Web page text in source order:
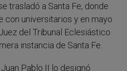
trasladó a Santa Fe, donde
con universitarios y en mayo
del Tribunal Eclesiástico
instancia de Santa Fe.
Pablo II lo designó